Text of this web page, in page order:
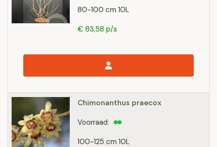
80-100 cm 10L
€ 83,58 p/s
Chimonanthus praecox
100-125 cm 10L
Voorraad: